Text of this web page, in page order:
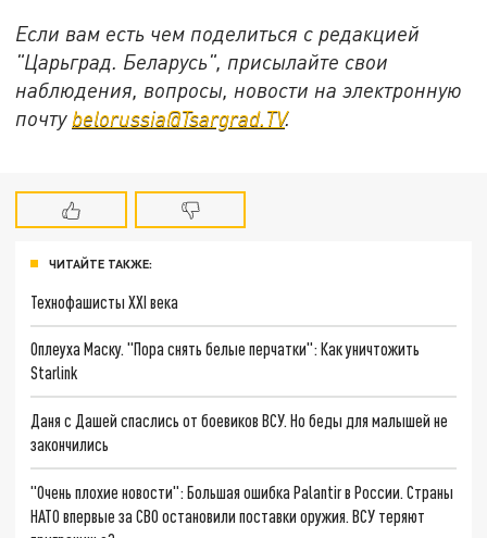
Если вам есть чем поделиться с редакцией
"Царьград. Беларусь", присылайте свои
наблюдения, вопросы, новости на электронную
почту belorussia@Tsargrad.TV.
ЧИТАЙТЕ ТАКЖЕ:
Технофашисты XXI века
Оплеуха Маску. "Пора снять белые перчатки": Как уничтожить
Starlink
Даня с Дашей спаслись от боевиков ВСУ. Но беды для малышей не
закончились
"Очень плохие новости": Большая ошибка Palantir в России. Страны
НАТО впервые за СВО остановили поставки оружия. ВСУ теряют